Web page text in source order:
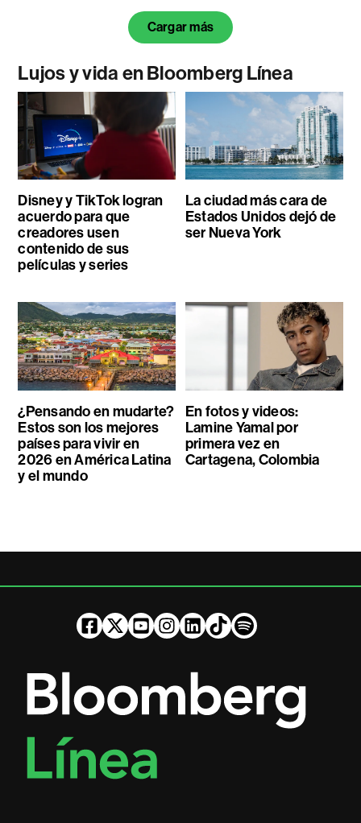
Cargar más
Lujos y vida en Bloomberg Línea
Disney y TikTok logran
acuerdo para que
creadores usen
contenido de sus
películas y series
La ciudad más cara de
Estados Unidos dejó de
ser Nueva York
¿Pensando en mudarte?
Estos son los mejores
países para vivir en
2026 en América Latina
y el mundo
En fotos y videos:
Lamine Yamal por
primera vez en
Cartagena, Colombia